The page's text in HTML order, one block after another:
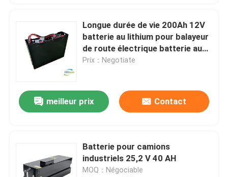
Au sujet de nous
Visite d'usine
Contrôle de qualité
batterie au lithium de chariot élévateur
Longue durée de vie 200Ah 12V
batterie au lithium pour balayeur
de route électrique batterie au
plomb acide
Prix：Negotiate
meilleur prix Contact
Batterie pour camions
industriels 25,2 V 40 AH
MOQ：Négociable